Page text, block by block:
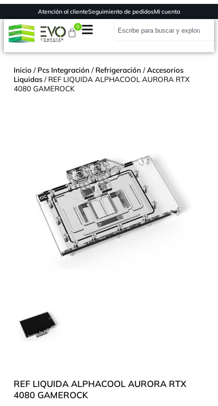
Atención al clienteSeguimiento de pedidosMi cuenta
0
Inicio / Pcs Integración / Refrigeración /Accesorios
Liquidas / REF LIQUIDA ALPHACOOL AURORA RTX
4080 GAMEROCK
REF LIQUIDA ALPHACOOL AURORA RTX
4080 GAMEROCK